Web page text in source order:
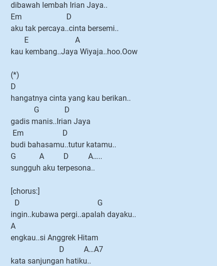
dibawah lembah Irian Jaya..
Em D
aku tak percaya..cinta bersemi..
E A
kau kembang..Jaya Wiyaja..hoo.Oow
(*)
D
hangatnya cinta yang kau berikan..
G D
gadis manis..Irian Jaya
Em D
budi bahasamu..tutur katamu..
G A D A…..
sungguh aku terpesona..
[chorus:]
D G
ingin..kubawa pergi..apalah dayaku..
A
engkau..si Anggrek Hitam
D A…A7
kata sanjungan hatiku..